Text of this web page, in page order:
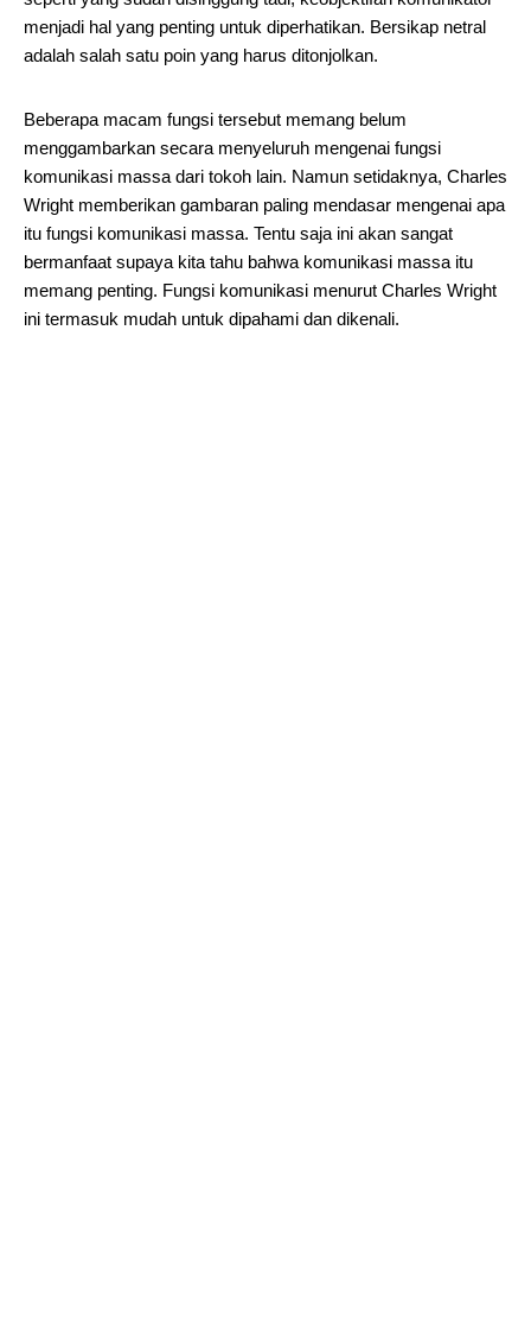
menjadi hal yang penting untuk diperhatikan. Bersikap netral
adalah salah satu poin yang harus ditonjolkan.
Beberapa macam fungsi tersebut memang belum
menggambarkan secara menyeluruh mengenai fungsi
komunikasi massa dari tokoh lain. Namun setidaknya, Charles
Wright memberikan gambaran paling mendasar mengenai apa
itu fungsi komunikasi massa. Tentu saja ini akan sangat
bermanfaat supaya kita tahu bahwa komunikasi massa itu
memang penting. Fungsi komunikasi menurut Charles Wright
ini termasuk mudah untuk dipahami dan dikenali.